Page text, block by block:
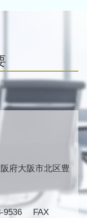
府大阪市北区豊
9536 FAX